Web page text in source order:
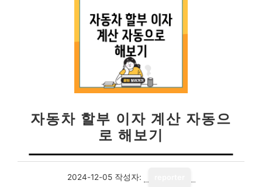
자동차 할부 이자 계산 자동으
로 해보기
2024-12-05 작성자: